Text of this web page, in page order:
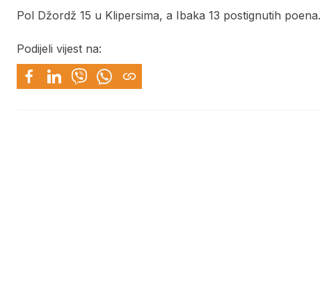
Pol Džordž 15 u Klipersima, a Ibaka 13 postignutih poena.
Podijeli vijest na: